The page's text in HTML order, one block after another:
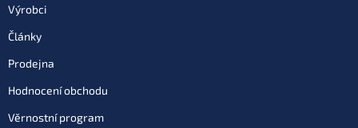
Výrobci
Články
Prodejna
Hodnocení obchodu
Věrnostní program